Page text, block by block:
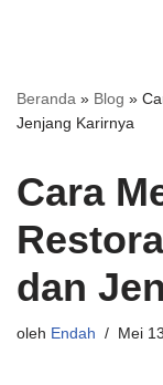
Beranda » Blog »
Jenjang Karirnya
Cara
dan
oleh Endah Mei